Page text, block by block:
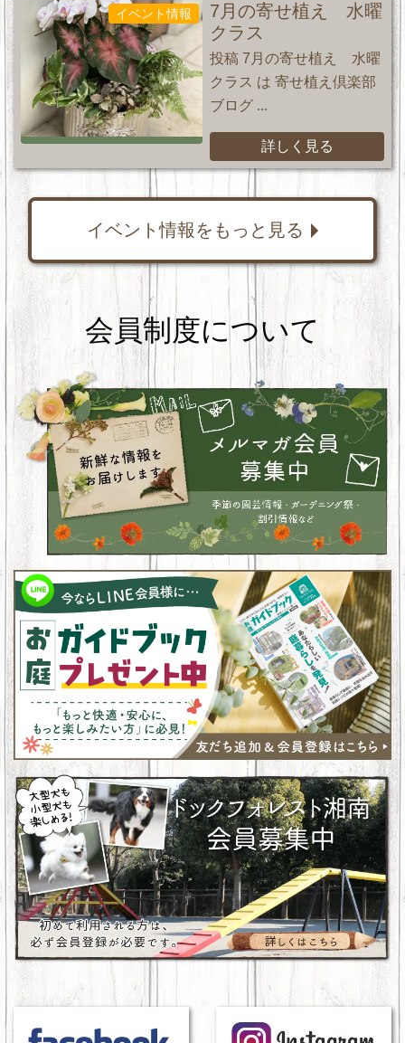
イベント情報
7月の寄せ植え 水曜
クラス
投稿 7月の寄せ植え 水曜
クラス は 寄せ植え倶楽部
ブログ ...
詳しく見る
イベント情報をもっと見る
会員制度について